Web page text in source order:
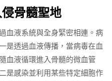
骨髓聖地
血液系統與全身緊密相連。病
是透過血液傳播，當病毒在血
血液循環進入骨髓的微血管
是感染並利用某些特定細胞作